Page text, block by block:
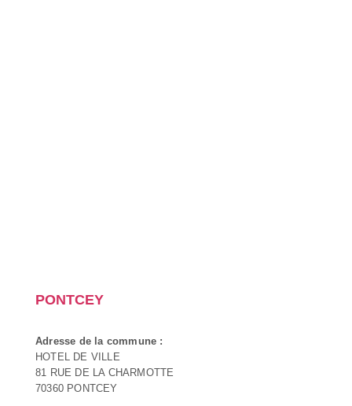
PONTCEY
Adresse de la commune :
HOTEL DE VILLE
81 RUE DE LA CHARMOTTE
70360 PONTCEY